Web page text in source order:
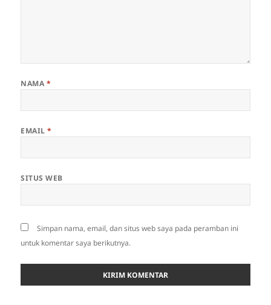
NAMA *
EMAIL*
SITUS WEB
Simpan nama, email, dan situs web saya pada peramban ini
untuk komentar saya berikutnya.